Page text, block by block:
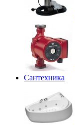
Сантехника